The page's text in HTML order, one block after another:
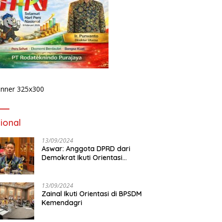
13/09/2024
Aswar: Anggota DPRD dari
Demokrat Ikuti Orientasi
13/09/2024
Zainal Ikuti Orientasi di BPSDM
Kemendagri